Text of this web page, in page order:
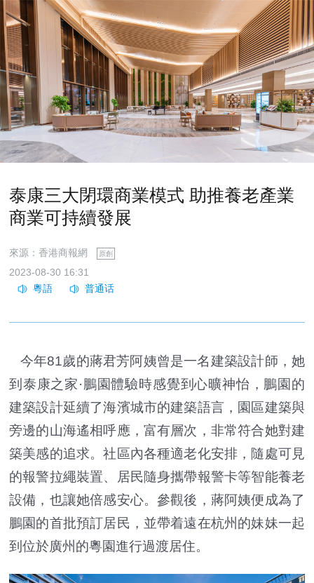
泰康三大閉環商業模式 助推養老產業
商業可持續發展
來源：香港商報網 原創
2023-08-30 16:31
今年81歲的蔣君芳阿姨曾是一名建築設計師，她
到泰康之家·鵬園體驗時感覺到心曠神怡，鵬園的
建築設計延續了海濱城市的建築語言，園區建築與
旁邊的山海遙相呼應，富有層次，非常符合她對建
築美感的追求。社區內各種適老化安排，隨處可見
的報警拉繩裝置、居民隨身攜帶報警卡等智能養老
設備，也讓她倍感安心。參觀後，蔣阿姨便成為了
鵬園的首批預訂居民，並帶着遠在杭州的妹妹一起
到位於廣州的粵園進行過渡居住。